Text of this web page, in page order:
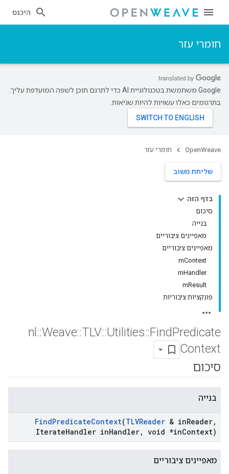
היכנס
חומרי עזר
‫Google משתמשת בטכנולוגיית AI כדי לתרגם תוכן לשפה המועדפת עליך.
בתרגומים כאלו עשויות להיות שגיאות.
OpenWeave חומרי עזר
שליחת משוב
בדף הזה
סיכום
בנייה
מאפיינים ציבוריים
מאפיינים ציבוריים
mContext
mHandler
mResult
פונקציות ציבוריות
nl ::Weave::TLV::Utilities::FindPredicate
Context
סיכום
בנייה
FindPredicateContext(TLVReader & inReader,
IterateHandler inHandler, void *inContext)
מאפיינים ציבוריים